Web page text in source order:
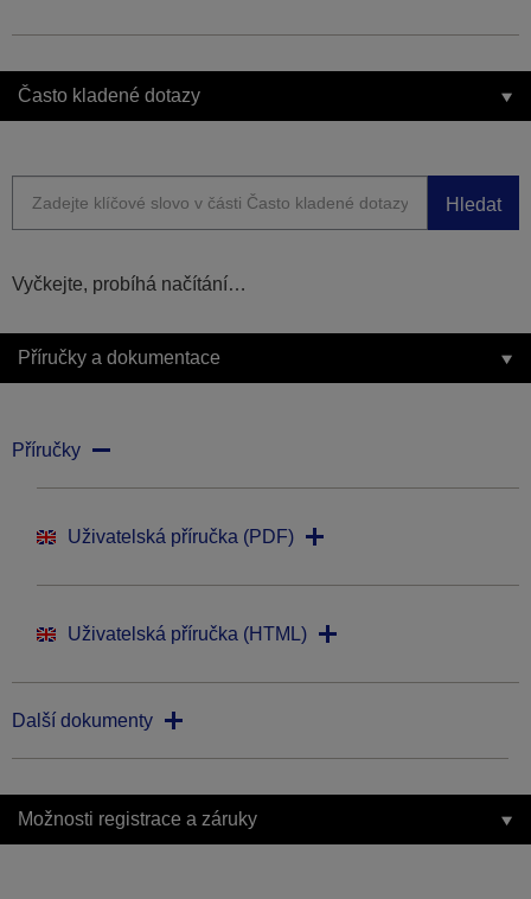
Často kladené dotazy
Hledat
Vyčkejte, probíhá načítání…
Příručky a dokumentace
Příručky
Uživatelská příručka (PDF)
Uživatelská příručka (HTML)
Další dokumenty
Možnosti registrace a záruky